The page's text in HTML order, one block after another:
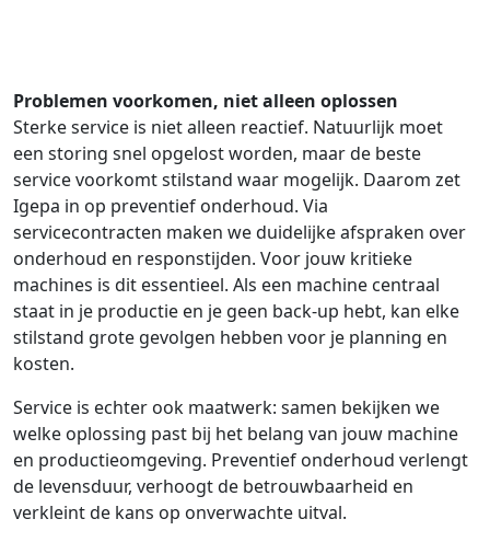
Problemen voorkomen, niet alleen oplossen
Sterke service is niet alleen reactief. Natuurlijk moet
een storing snel opgelost worden, maar de beste
service voorkomt stilstand waar mogelijk. Daarom zet
Igepa in op preventief onderhoud. Via
servicecontracten maken we duidelijke afspraken over
onderhoud en responstijden. Voor jouw kritieke
machines is dit essentieel. Als een machine centraal
staat in je productie en je geen back-up hebt, kan elke
stilstand grote gevolgen hebben voor je planning en
kosten.
Service is echter ook maatwerk: samen bekijken we
welke oplossing past bij het belang van jouw machine
en productieomgeving. Preventief onderhoud verlengt
de levensduur, verhoogt de betrouwbaarheid en
verkleint de kans op onverwachte uitval.